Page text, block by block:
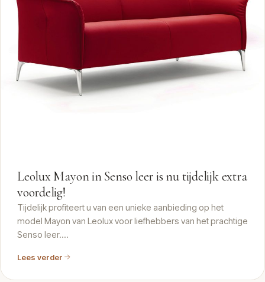
Leolux Mayon in Senso leer is nu tijdelijk extra
voordelig!
Tijdelijk profiteert u van een unieke aanbieding op het
model Mayon van Leolux voor liefhebbers van het prachtige
Senso leer….
Lees verder